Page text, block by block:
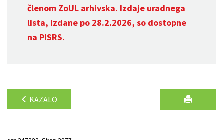
členom ZoUL arhivska. Izdaje uradnega
lista, izdane po 28.2.2026, so dostopne
na PISRS.
KAZALO